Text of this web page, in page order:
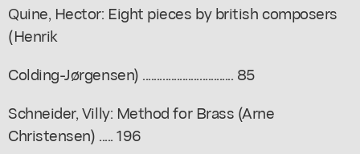
Quine, Hector: Eight pieces by british composers
(Henrik
Colding-Jørgensen) ................................ 85
Schneider, Villy: Method for Brass (Arne
Christensen) ..... 196